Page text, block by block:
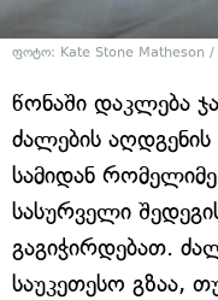
ფოტო: Kate Stone Matheson /
წონაში დაკლება
ძალების
სამიდან
სასურველი
გაგიჭირდებათ.
საუკეთესო გზაა,